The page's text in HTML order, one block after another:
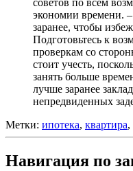
советов по всем
экономии времени.
заранее, чтобы
Подготовьтесь к
проверкам со
стоит учесть,
занять больше
лучше заранее
непредвиденных
Метки: ипотека, квартира,
Навигация по